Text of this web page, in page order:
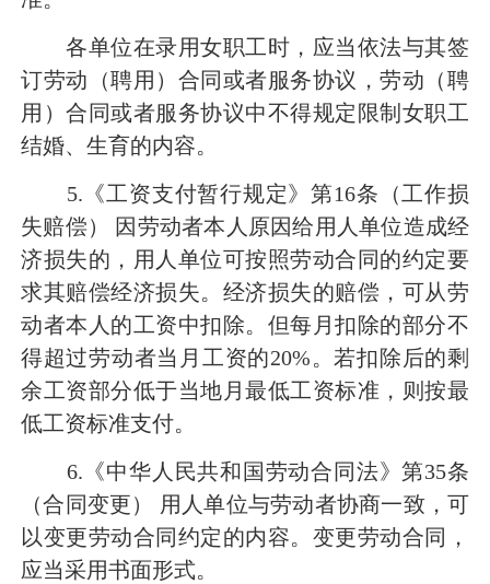
各单位在录用女职工时，应当依法与其签
订劳动（聘用）合同或者服务协议，劳动（聘
用）合同或者服务协议中不得规定限制女职工
结婚、生育的内容。
5.《工资支付暂行规定》第16条（工作损
失赔偿） 因劳动者本人原因给用人单位造成经
济损失的，用人单位可按照劳动合同的约定要
求其赔偿经济损失。经济损失的赔偿，可从劳
动者本人的工资中扣除。但每月扣除的部分不
得超过劳动者当月工资的20%。若扣除后的剩
余工资部分低于当地月最低工资标准，则按最
低工资标准支付。
6.《中华人民共和国劳动合同法》第35条
（合同变更） 用人单位与劳动者协商一致，可
以变更劳动合同约定的内容。变更劳动合同，
应当采用书面形式。